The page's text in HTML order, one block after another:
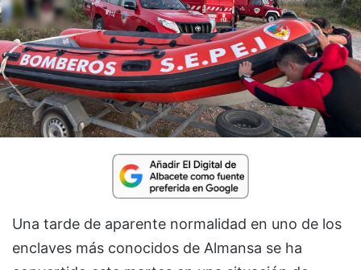
Una tarde de aparente normalidad en uno de los
enclaves más conocidos de Almansa se ha